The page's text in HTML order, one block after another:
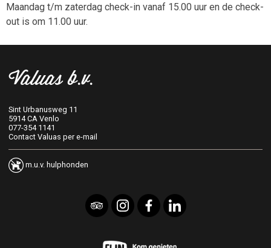
Maandag t/m zaterdag check-in vanaf 15.00 uur en de check-
out is om 11.00 uur.
Valuas b.v.
Sint Urbanusweg 11
5914 CA Venlo
077-354 1141
Contact Valuas per e-mail
m.u.v. hulphonden